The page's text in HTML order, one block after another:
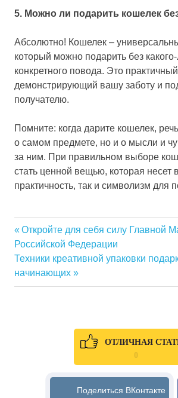
5. Можно ли подарить кошелек
Абсолютно! Кошелек –
который можно подарить без
конкретного повода. Это
демонстрирующий вашу заботу и
получателю.
Помните: когда дарите кошелек,
о самом предмете, но и о мысли и
за ним. При правильном выборе
стать ценной вещью, которая несет
практичность, так и символизм для
Навигация
по
Previous
Post:
Откройте для себя силу Главной
Российской Федерации
Next
Post:
Техники креативной упаковки
начинающих
ОТЛИЧНАЯ
0